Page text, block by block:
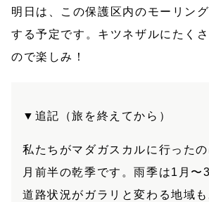
明日は、この保護区内のモーリン
する予定です。キツネザルにたく
ので楽しみ！
▼追記（旅を終えてから）
私たちがマダガスカルに行った
月前半の乾季です。雨季は1月〜
道路状況がガラリと変わる地域